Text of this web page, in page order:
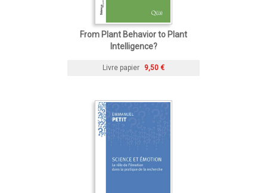
From Plant Behavior to Plant
Intelligence?
Livre papier 9,50 €